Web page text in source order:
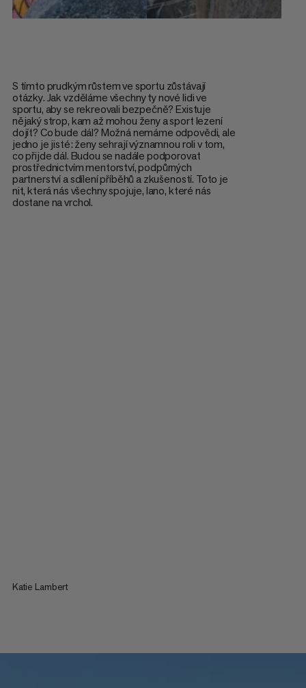
S tímto prudkým růstem ve sportu zůstávají
otázky. Jak vzděláme všechny ty nové lidi ve
sportu, aby se rekreovali bezpečně? Existuje
nějaký strop, kam až mohou ženy a sport lezení
dojít? Co bude dál? Možná nemáme odpovědi, ale
jedno je jisté: ženy sehrají významnou roli v tom,
co přijde dál. Budou se nadále podporovat
prostřednictvím mentorství, podpůrných
partnerství a sdílení příběhů a zkušeností. Toto je
nit, která nás všechny spojuje, lano, které nás
dostane na vrchol.
Katie Lambert